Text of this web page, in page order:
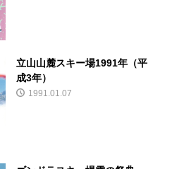
立山山麓スキー場1991年（平
成3年）
1991.01.07